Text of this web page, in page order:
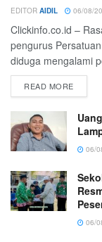
EDITOR AIDIL 06/08/
Clickinfo.co.id –
pengurus
diduga mengalami
READ MORE
06/
06/